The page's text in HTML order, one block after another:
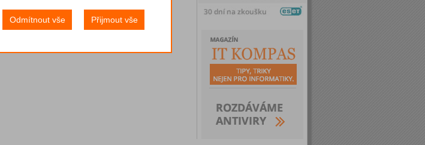
Odmítnout vše Přijmout vše